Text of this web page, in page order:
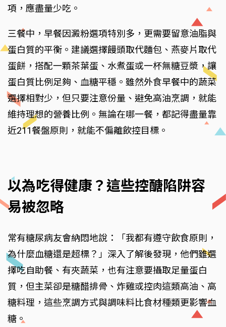
項，應盡量少吃。
三餐中，早餐因澱粉選項特別多，更需要留意油脂與
蛋白質的平衡。建議選擇饅頭取代麵包、燕麥片取代
蛋餅，搭配一顆茶葉蛋、水煮蛋或一杯無糖豆漿，讓
蛋白質比例足夠、血糖平穩。雖然外食早餐中的蔬菜
選擇相對少，但只要注意份量、避免高油烹調，就能
維持理想的營養比例。無論在哪一餐，都記得盡量靠
近211餐盤原則，就能不偏離飲控目標。
以為吃得健康？這些控醣陷阱容
易被忽略
常有糖尿病友會納悶地說：「我都有遵守飲食原則，
為什麼血糖還是超標？」深入了解後發現，他們雖選
擇吃自助餐、有夾蔬菜，也有注意要攝取足量蛋白
質，但主菜卻是糖醋排骨、炸雞或控肉這類高油、高
糖料理，這些烹調方式與調味料比食材種類更影響血
糖。